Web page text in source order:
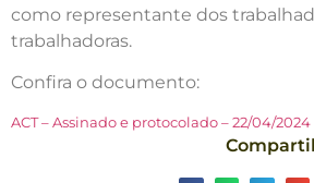
como representante dos
trabalhadoras.
Confira o documento:
ACT – Assinado e protocolado – 22/04/2024